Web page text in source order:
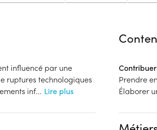
Financeur
Prérequis :
En
Aucune
Aucune
influencé par une
ruptures technologiques
inf... Lire plus
Prendre
Élaborer